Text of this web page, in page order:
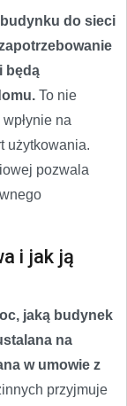
budynku do sieci
będą
To nie
na
użytkowania.
pozwala
i jak ją
jaką budynek
na
w umowie z
przyjmuje